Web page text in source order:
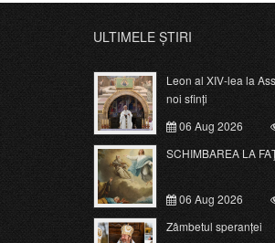
ULTIMELE ȘTIRI
Leon al XIV-lea la
noi sfinți
06 Aug 2026
SCHIMBAREA LA
06 Aug 2026
Zâmbetul speranței